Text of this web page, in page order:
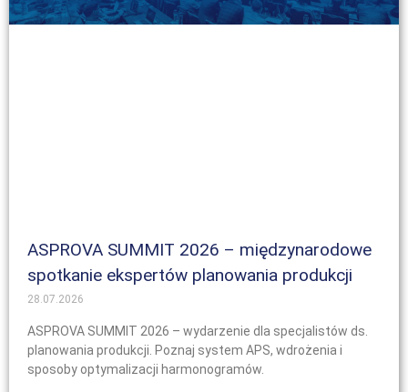
ASPROVA SUMMIT 2026 – międzynarodowe
spotkanie ekspertów planowania produkcji
28.07.2026
ASPROVA SUMMIT 2026 – wydarzenie dla specjalistów ds.
planowania produkcji. Poznaj system APS, wdrożenia i
sposoby optymalizacji harmonogramów.